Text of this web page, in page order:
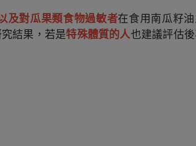
及對瓜果類食物過敏者在食用南瓜籽
結果，若是特殊體質的人也建議評估